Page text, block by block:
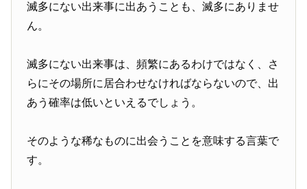
滅多にない出来事に出あうことも、滅多にありませ
ん。
滅多にない出来事は、頻繁にあるわけではなく、さ
らにその場所に居合わせなければならないので、出
あう確率は低いといえるでしょう。
そのような稀なものに出会うことを意味する言葉で
す。